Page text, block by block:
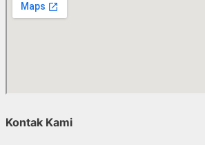
Kontak Kami